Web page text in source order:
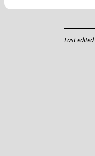
Last edited